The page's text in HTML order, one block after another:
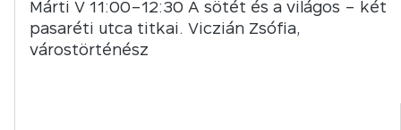
Márti V 11:00–12:30 A sötét és a világos – két
pasaréti utca titkai. Viczián Zsófia,
várostörténész